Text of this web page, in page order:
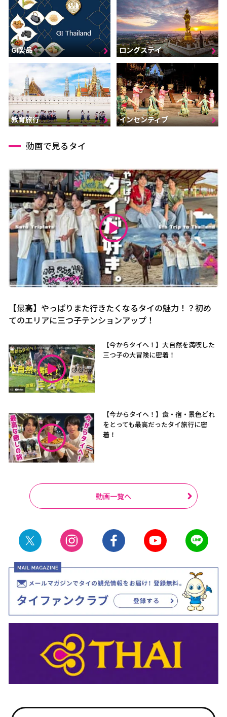
GI製品 ロングステイ
教育旅行 インセンティブ
動画で見るタイ
【最高】やっぱりまた行きたくなるタイの魅力！？初め
てのエリアに三つ子テンションアップ！
【今からタイへ！】大自然を満喫した
三つ子の大冒険に密着！
【今からタイへ！】食・宿・景色どれ
をとっても最高だったタイ旅行に密
着！
動画一覧へ